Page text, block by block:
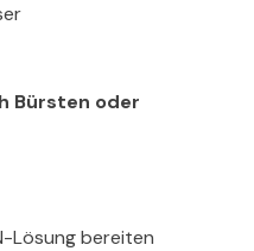
Bürsten oder
Lösung bereiten